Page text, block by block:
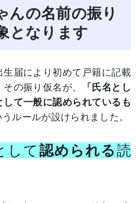
んの名前の振り
となります
届により初めて戸籍に記載
の振り仮名が、
「氏名とし
て一般に認められているも
うルールが設けられました。
して 認められる読